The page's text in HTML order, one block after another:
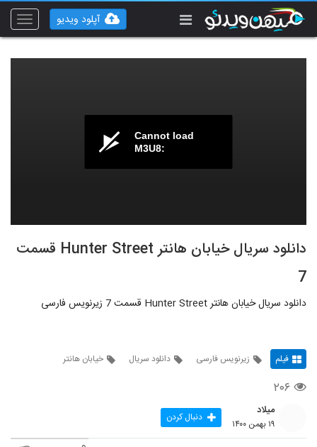
Toggle
آپلود ویدیو
Cannot load
M3U8:
دانلود سریال خیابان هانتر Hunter Street قسمت
7
دانلود سریال خیابان هانتر Hunter Street قسمت 7 زیرنویس فارسی
فیلم زیرنویس فارسی دانلود سریال خیابان هانتر
۲۰۶
میلاد
۱۹ بهمن ۱۴۰۰ دنبال کردن